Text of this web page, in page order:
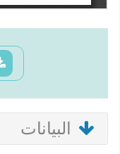
البيانات